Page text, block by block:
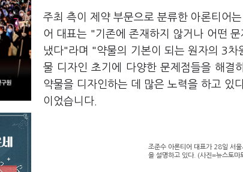
주최 측이 제약 부문으로 분류한 아론티어
어 대표는 "기존에 존재하지 않거나 어떤
냈다"라며 "약물의 기본이 되는 원자의 3
물 디자인 초기에 다양한 문제점들을 해결
약물을 디자인하는 데 많은 노력을 하고 있
이었습니다.
조준수 아론티어 대표가 28일 서
을 설명하고 있다. (사진=뉴스토마